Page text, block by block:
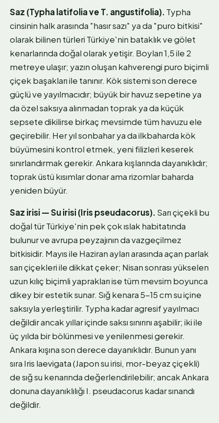
Saz (Typha latifolia ve T. angustifolia). Typha
cinsinin halk arasında "hasır sazı" ya da "puro bitkisi"
olarak bilinen türleri Türkiye'nin bataklık ve gölet
kenarlarında doğal olarak yetişir. Boyları 1,5 ile 2
metreye ulaşır; yazın oluşan kahverengi puro biçimli
çiçek başakları ile tanınır. Kök sistemi son derece
güçlü ve yayılmacıdır; büyük bir havuz sepetine ya
da özel saksıya alınmadan toprak ya da küçük
sepsete dikilirse birkaç mevsimde tüm havuzu ele
geçirebilir. Her yıl sonbahar ya da ilkbaharda kök
büyümesini kontrol etmek, yeni filizleri keserek
sınırlandırmak gerekir. Ankara kışlarında dayanıklıdır;
toprak üstü kısımlar donar ama rizomlar baharda
yeniden büyür.
Saz irisi — Su irisi (Iris pseudacorus). Sarı çiçekli bu
doğal tür Türkiye'nin pek çok ıslak habitatında
bulunur ve avrupa peyzajının da vazgeçilmez
bitkisidir. Mayıs ile Haziran ayları arasında açan parlak
sarı çiçekleri ile dikkat çeker; Nisan sonrası yükselen
uzun kılıç biçimli yaprakları ise tüm mevsim boyunca
dikey bir estetik sunar. Sığ kenara 5-15 cm su içine
saksıyla yerleştirilir. Typha kadar agresif yayılmacı
değildir ancak yıllar içinde saksı sınırını aşabilir; iki ile
üç yılda bir bölünmesi ve yenilenmesi gerekir.
Ankara kışına son derece dayanıklıdır. Bunun yanı
sıra Iris laevigata (Japon su irisi, mor-beyaz çiçekli)
de sığ su kenarında değerlendirilebilir; ancak Ankara
donuna dayanıklılığı I. pseudacorus kadar sınandı
değildir.